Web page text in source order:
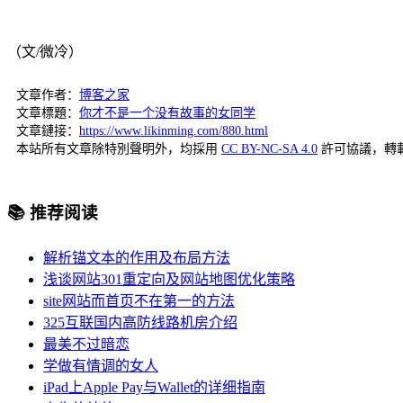
（文/微冷）
文章作者： 博客之家
文章標題： 你才不是一个没有故事的女同学
文章鏈接： https://www.likinming.com/880.html
本站所有文章除特別聲明外，均採用 CC BY-NC-SA 4.0 許可協議，轉
📚 推荐阅读
解析锚文本的作用及布局方法
浅谈网站301重定向及网站地图优化策略
site网站而首页不在第一的方法
325互联国内高防线路机房介绍
最美不过暗恋
学做有情调的女人
iPad上Apple Pay与Wallet的详细指南